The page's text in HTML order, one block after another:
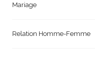
Mariage
Relation Homme-Femme